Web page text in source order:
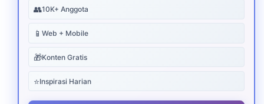
👥10K+ Anggota
📱 Web + Mobile
🎁Konten Gratis
⭐Inspirasi Harian